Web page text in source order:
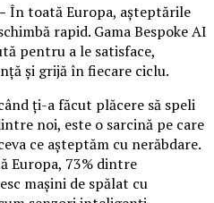
În toată Europa, așteptările
rapid. Gama Bespoke AI
pentru a le satisface,
și grijă în fiecare ciclu.
ți-a făcut plăcere să speli
noi, este o sarcină pe care
ce așteptăm cu nerăbdare.
Europa, 73% dintre
mașini de spălat cu